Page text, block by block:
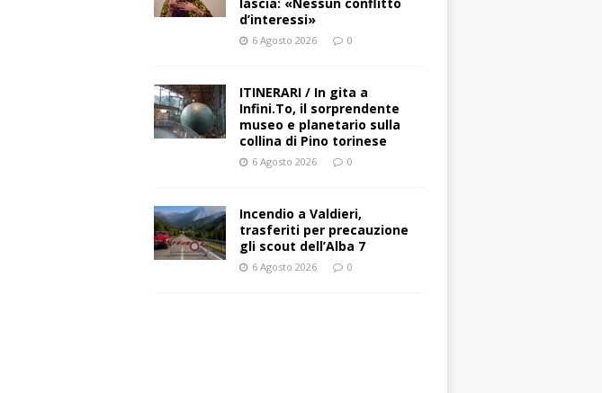
d’interessi»
6 Agosto 2026 0
ITINERARI / In gita a
Infini.To, il sorprendente
museo e planetario sulla
collina di Pino torinese
6 Agosto 2026 0
Incendio a Valdieri,
trasferiti per precauzione
gli scout dell’Alba 7
6 Agosto 2026 0